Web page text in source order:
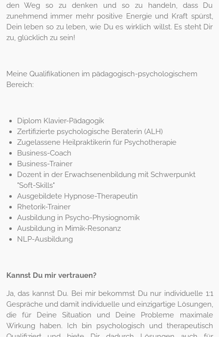
den Weg so zu denken und so zu handeln, dass Du
zunehmend immer mehr positive Energie und Kraft spürst,
Dein leben so zu leben, wie Du es wirklich willst. Es steht Dir
zu, glücklich zu sein!
Meine Qualifikationen im pädagogisch-psychologischem
Bereich:
Diplom Klavier-Pädagogik
Zertifizierte psychologische Beraterin (ALH)
Zugelassene Heilpraktikerin für Psychotherapie
Business-Coach
Business-Trainer
Dozent in der Erwachsenenbildung mit Schwerpunkt
"Soft-Skills"
Ausgebildete Hypnose-Therapeutin
Rhetorik-Trainer
Ausbildung in Psycho-Physiognomik
Ausbildung in Mimik-Resonanz
NLP-Ausbildung
Kannst Du mir vertrauen?
Ja, das kannst Du. Bei mir bekommst Du nur individuelle 1:1
Gespräche und damit individuelle und einzigartige Lösungen,
die für Deine Situation und Deine Probleme maximale
Wirkung haben. Ich bin psychologisch und therapeutisch